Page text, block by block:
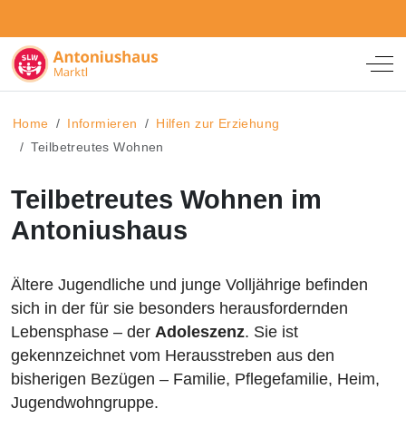
Home Informieren
Hilfen zur Erziehung
Teilbetreutes Wohnen
Teilbetreutes Wohnen im
Antoniushaus
Ältere Jugendliche und junge Volljährige befinden
sich in der für sie besonders herausfordernden
Lebensphase – der Adoleszenz. Sie ist
gekennzeichnet vom Herausstreben aus den
bisherigen Bezügen – Familie, Pflegefamilie, Heim,
Jugendwohngruppe.